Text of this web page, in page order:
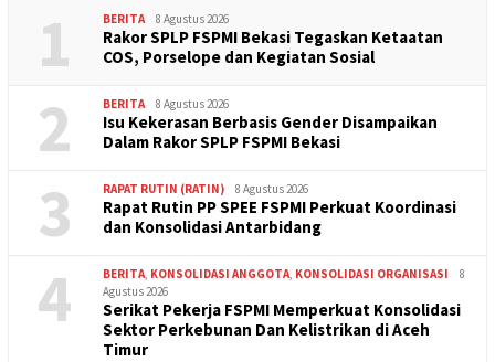
1 BERITA 8 Agustus 2026
Rakor SPLP FSPMI Bekasi Tegaskan Ketaatan
COS, Porselope dan Kegiatan Sosial
2 BERITA 8 Agustus 2026
Isu Kekerasan Berbasis Gender Disampaikan
Dalam Rakor SPLP FSPMI Bekasi
3 RAPAT RUTIN (RATIN) 8 Agustus 2026
Rapat Rutin PP SPEE FSPMI Perkuat Koordinasi
dan Konsolidasi Antarbidang
4 BERITA, KONSOLIDASI ANGGOTA, KONSOLIDASI ORGANISASI
8
Agustus 2026
Serikat Pekerja FSPMI Memperkuat Konsolidasi
Sektor Perkebunan Dan Kelistrikan di Aceh
Timur